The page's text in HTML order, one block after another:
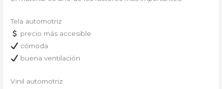
Tela automotriz
precio más accesible
cómoda
buena ventilación
Vinil automotriz